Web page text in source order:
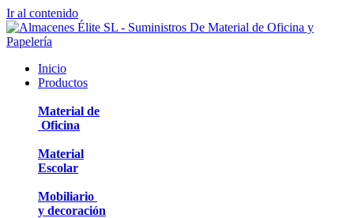
Ir al contenido
Inicio
Productos
Material de
Oficina
Material
Escolar
Mobiliario
y decoración